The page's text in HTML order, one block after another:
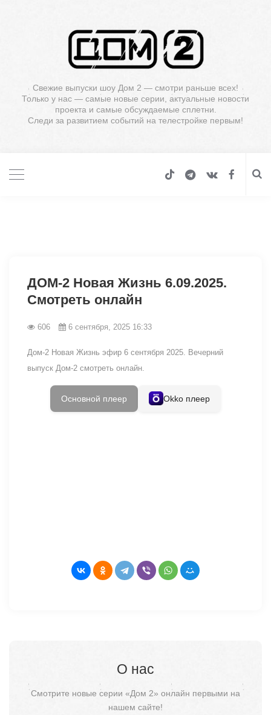
Свежие выпуски шоу Дом 2 — смотри раньше всех!
Только у нас — самые новые серии, актуальные новости
проекта и самые обсуждаемые сплетни.
Следи за развитием событий на телестройке первым!
ДОМ-2 Новая Жизнь 6.09.2025.
Смотреть онлайн
606 6 сентября, 2025 16:33
Дом-2 Новая Жизнь эфир 6 сентября 2025. Вечерний
выпуск Дом-2 смотреть онлайн.
Основной плеер Okko плеер
О нас
Смотрите новые серии «Дом 2» онлайн первыми на
нашем сайте!